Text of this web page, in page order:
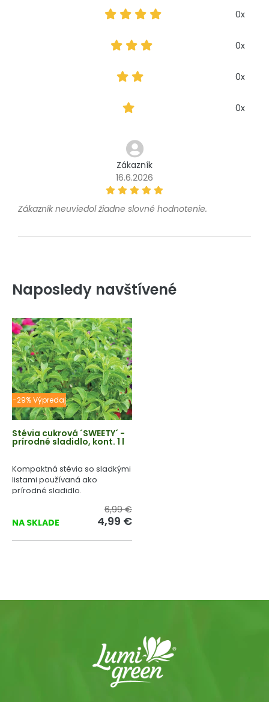
0x
0x
0x
0x
Zákazník
16.6.2026
Zákazník neuviedol žiadne slovné hodnotenie.
Naposledy navštívené
-29% Výpredaj
Stévia cukrová ´SWEETY´ -
prírodné sladidlo, kont. 1 l
Kompaktná stévia so sladkými
listami používaná ako
prírodné sladidlo.
NA SKLADE
6,99 €
4,99 €